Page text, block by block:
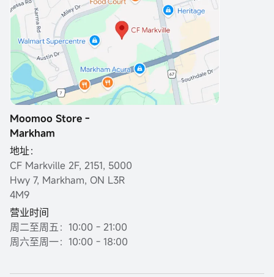
Moomoo Store -
Markham
地址：
CF Markville 2F, 2151, 5000
Hwy 7, Markham, ON L3R
4M9
营业时间
周二至周五：10:00 - 21:00
周六至周一：10:00 - 18:00